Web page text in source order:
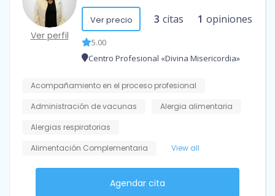
Ver perfil
Ver precio 3 citas 1 opiniones
5.00
Centro Profesional «Divina Misericordia»
Acompañamiento en el proceso profesional
Administración de vacunas
Alergia alimentaria
Alergias respiratorias
Alimentación Complementaria
View all
Agendar cita